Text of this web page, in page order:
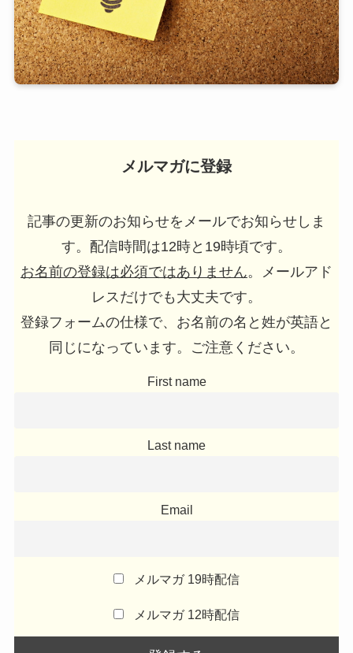
メルマガに登録
記事の更新のお知らせをメールでお知らせしま
す。配信時間は12時と19時頃です。
お名前の登録は必須ではありません。メールアド
レスだけでも大丈夫です。
登録フォームの仕様で、お名前の名と姓が英語と
同じになっています。ご注意ください。
First name
Last name
Email
メルマガ 19時配信
メルマガ 12時配信